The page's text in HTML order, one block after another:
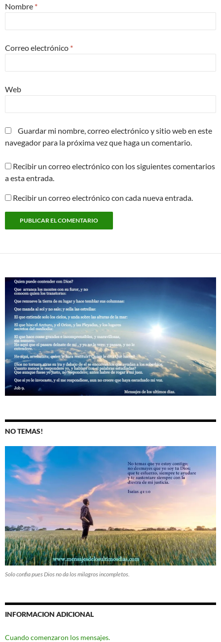
Nombre *
Correo electrónico *
Web
Guardar mi nombre, correo electrónico y sitio web en este
navegador para la próxima vez que haga un comentario.
Recibir un correo electrónico con los siguientes comentarios
a esta entrada.
Recibir un correo electrónico con cada nueva entrada.
NO TEMAS!
Solo confia pues Dios no da los milagros incompletos.
INFORMACION ADICIONAL
Cuando comenzaron los mensajes.